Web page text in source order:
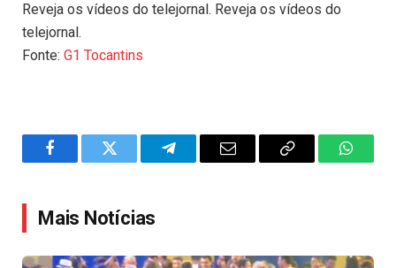
Reveja os vídeos do telejornal. Reveja os vídeos do
telejornal.
Fonte: G1 Tocantins
FacebookTwitter TelegramEmail
Copy
Mais Notícias